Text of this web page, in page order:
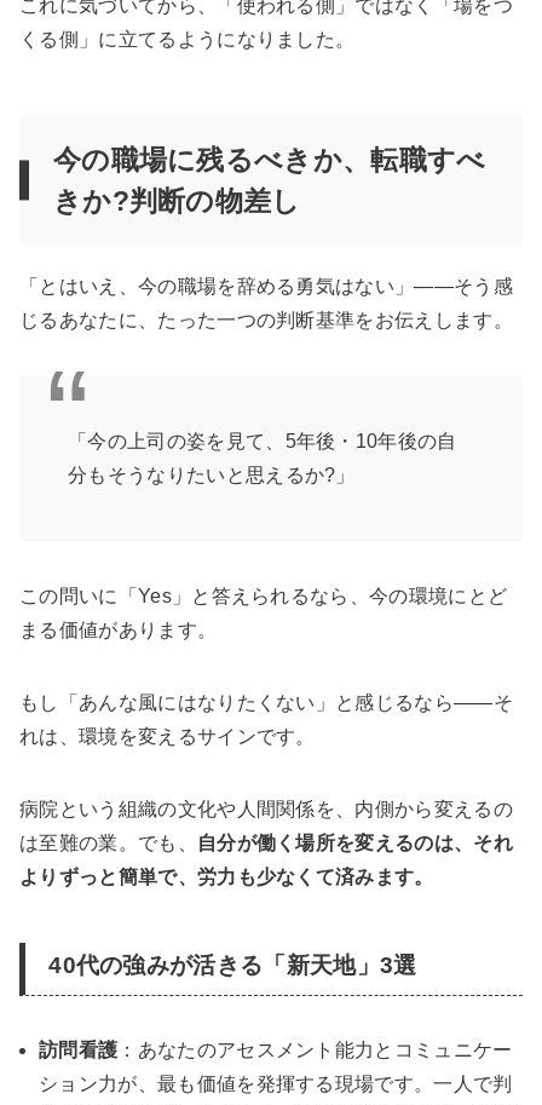
これに気づいてから、「使われる側」ではなく「場をつ
くる側」に立てるようになりました。
今の職場に残るべきか、転職すべ
きか?判断の物差し
「とはいえ、今の職場を辞める勇気はない」——そう感
じるあなたに、たった一つの判断基準をお伝えします。
「今の上司の姿を見て、5年後・10年後の自
分もそうなりたいと思えるか?」
この問いに「Yes」と答えられるなら、今の環境にとど
まる価値があります。
もし「あんな風にはなりたくない」と感じるなら——そ
れは、環境を変えるサインです。
病院という組織の文化や人間関係を、内側から変えるの
は至難の業。でも、
自分が働く場所を変えるのは、それ
よりずっと簡単で、労力も少なくて済みます。
40代の強みが活きる「新天地」3選
訪問看護 ：あなたのアセスメント能力とコミュニケー
ション力が、最も価値を発揮する現場です。一人で判